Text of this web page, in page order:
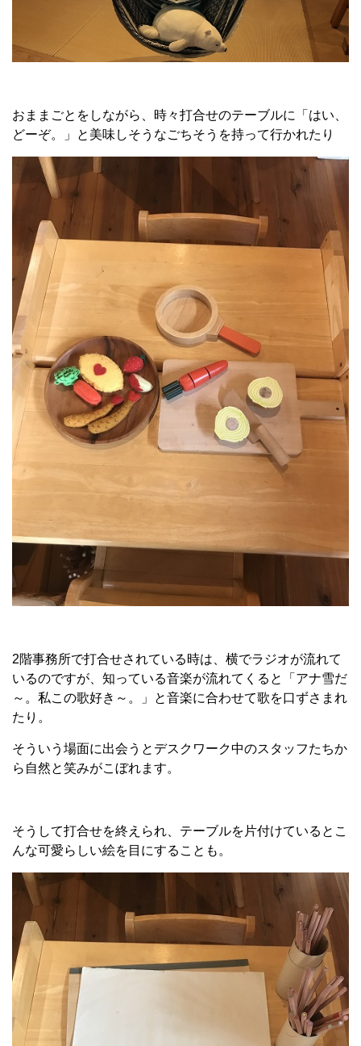
おままごとをしながら、時々打合せのテーブルに「はい、
どーぞ。」と美味しそうなごちそうを持って行かれたり
2階事務所で打合せされている時は、横でラジオが流れて
いるのですが、知っている音楽が流れてくると「アナ雪だ
～。私この歌好き～。」と音楽に合わせて歌を口ずさまれ
たり。
そういう場面に出会うとデスクワーク中のスタッフたちか
ら自然と笑みがこぼれます。
そうして打合せを終えられ、テーブルを片付けているとこ
んな可愛らしい絵を目にすることも。